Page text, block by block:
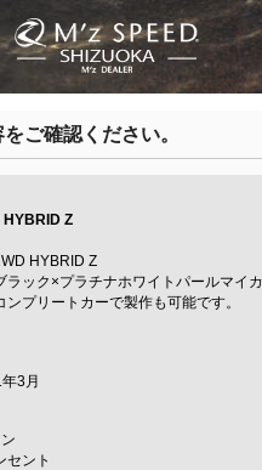
ご確認ください。
HYBRID Z
HYBRID Z
ラック×プラチナホワイトパールマイカ
プリートカーで製作も可能です。
3月
セント